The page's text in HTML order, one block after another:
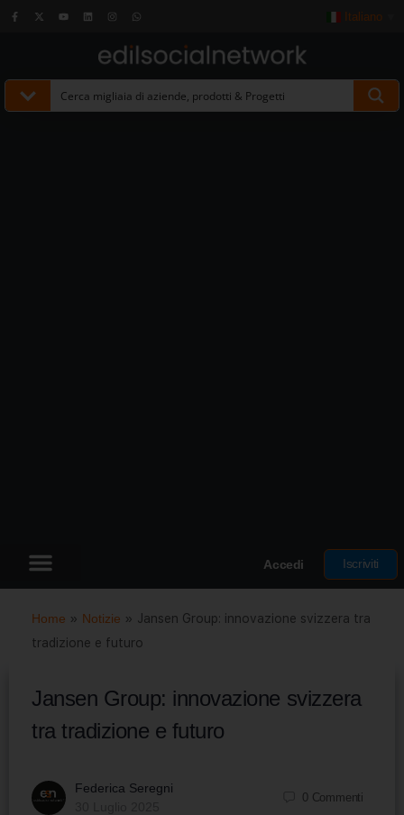
Italiano
Accedi Iscriviti
Home » Notizie » Jansen Group: innovazione svizzera tra
tradizione e futuro
Jansen Group: innovazione svizzera
tra tradizione e futuro
Federica Seregni
0 Commenti